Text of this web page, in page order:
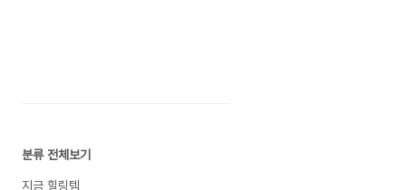
분류 전체보기
지금 힐링템